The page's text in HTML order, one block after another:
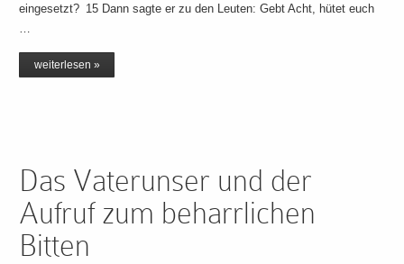
eingesetzt? 15 Dann sagte er zu den Leuten: Gebt Acht, hütet euch
weiterlesen »
Das Vaterunser und der
Aufruf zum beharrlichen
Bitten